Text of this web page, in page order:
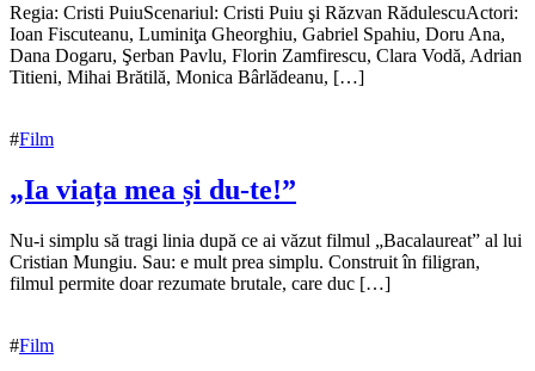
30
decembrie
20162
ianuarie
Regia: Cristi PuiuScenariul: Cristi Puiu şi Răzvan RădulescuActori:
Ioan Fiscuteanu, Luminiţa Gheorghiu, Gabriel Spahiu, Doru Ana,
Dana Dogaru, Şerban Pavlu, Florin Zamfirescu, Clara Vodă, Adrian
Titieni, Mihai Brătilă, Monica Bârlădeanu, […]
#Film
„Ia viața mea și du-te!”
15
noiembrie
201626
Nu-i simplu să tragi linia după ce ai văzut filmul „Bacalaureat” al lui
Cristian Mungiu. Sau: e mult prea simplu. Construit în filigran,
filmul permite doar rezumate brutale, care duc […]
#Film